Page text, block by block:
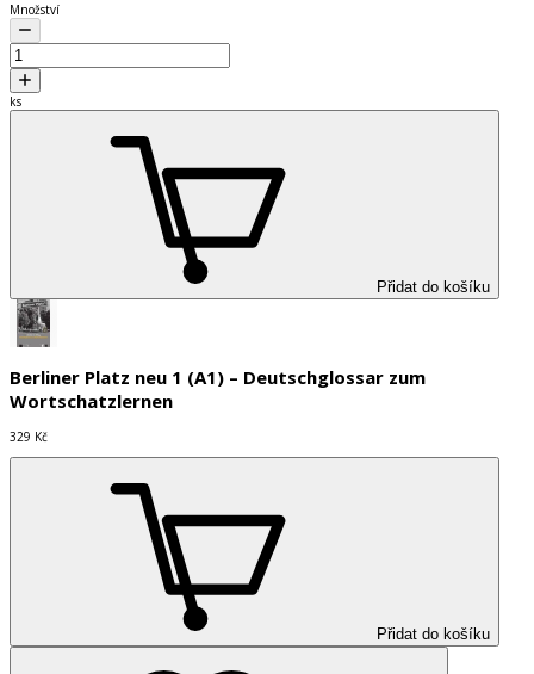
Množství
ks
Přidat do košíku
Berliner Platz neu 1 (A1) – Deutschglossar zum
Wortschatzlernen
329 Kč
Přidat do košíku